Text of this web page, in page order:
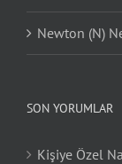
Newton (N)
SON YORUMLAR
Kişiye Özel